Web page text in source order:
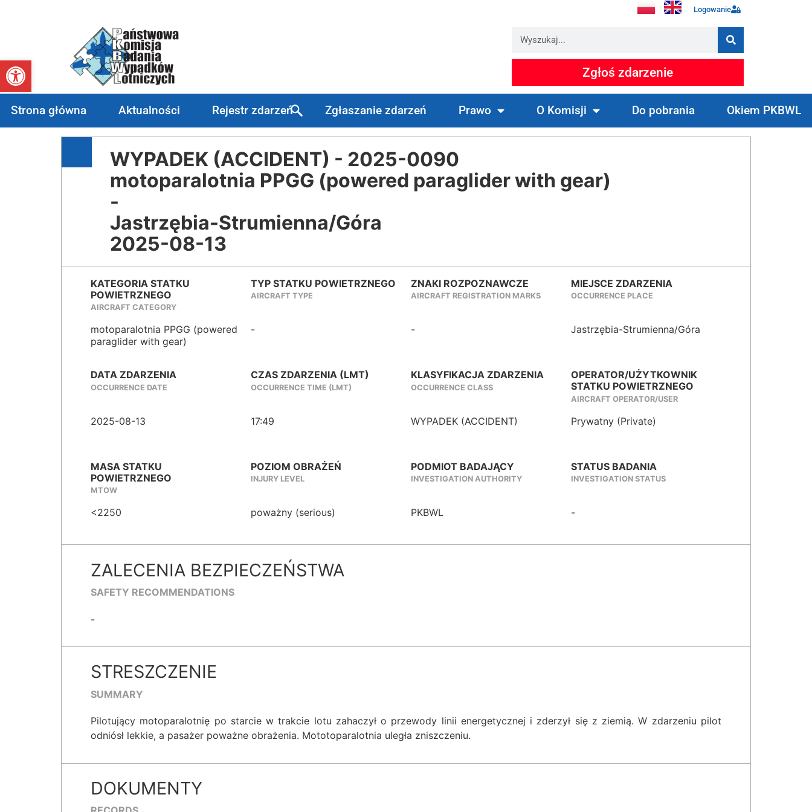
Otwórz pasek narzędzi
Logowanie
Zgłoś zdarzenie
Strona główna Aktualności Rejestr zdarzeń Zgłaszanie zdarzeń Prawo O Komisji Do pobrania Okiem PKBWL
WYPADEK (ACCIDENT) - 2025-0090
motoparalotnia PPGG (powered paraglider with gear)
-
Jastrzębia-Strumienna/Góra
2025-08-13
KATEGORIA STATKU
POWIETRZNEGO
AIRCRAFT CATEGORY
motoparalotnia PPGG (powered
paraglider with gear)
TYP STATKU POWIETRZNEGO
AIRCRAFT TYPE
-
ZNAKI ROZPOZNAWCZE
AIRCRAFT REGISTRATION MARKS
-
MIEJSCE ZDARZENIA
OCCURRENCE PLACE
Jastrzębia-Strumienna/Góra
DATA ZDARZENIA
OCCURRENCE DATE
2025-08-13
CZAS ZDARZENIA (LMT)
OCCURRENCE TIME (LMT)
17:49
KLASYFIKACJA ZDARZENIA
OCCURRENCE CLASS
WYPADEK (ACCIDENT)
OPERATOR/UŻYTKOWNIK
STATKU POWIETRZNEGO
AIRCRAFT OPERATOR/USER
Prywatny (Private)
MASA STATKU
POWIETRZNEGO
MTOW
<2250
POZIOM OBRAŻEŃ
INJURY LEVEL
poważny (serious)
PODMIOT BADAJĄCY
INVESTIGATION AUTHORITY
PKBWL
STATUS BADANIA
INVESTIGATION STATUS
-
ZALECENIA BEZPIECZEŃSTWA
SAFETY RECOMMENDATIONS
-
STRESZCZENIE
SUMMARY
Pilotujący motoparalotnię po starcie w trakcie lotu zahaczył o przewody linii energetycznej i zderzył się z ziemią. W zdarzeniu pilot
odniósł lekkie, a pasażer poważne obrażenia. Mototoparalotnia uległa zniszczeniu.
DOKUMENTY